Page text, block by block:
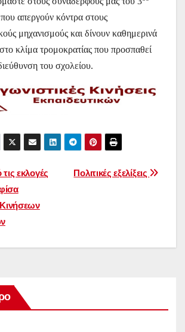
απεργούν κόντρα στους
μηχανισμούς και δίνουν καθημερινά
κλίμα τρομοκρατίας που προσπαθεί
του σχολείου.
Πολιτικές εξελίξεις
εκλογές